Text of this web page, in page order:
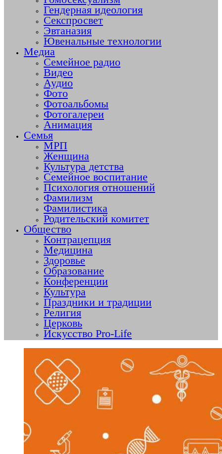
Гендерная идеология
Секспросвет
Эвтаназия
Ювенальные технологии
Медиа
Семейное радио
Видео
Аудио
Фото
Фотоальбомы
Фотогалереи
Анимация
Семья
МРП
Женщина
Культура детства
Семейное воспитание
Психология отношений
Фамилизм
Фамилистика
Родительский комитет
Общество
Контрацепция
Медицина
Здоровье
Образование
Конференции
Культура
Праздники и традиции
Религия
Церковь
Искусство Pro-Life